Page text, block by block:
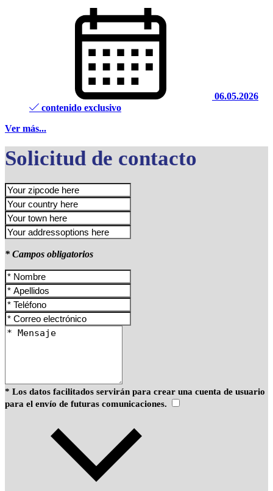
06.05.2026
contenido exclusivo
Ver más...
Solicitud de contacto
* Campos obligatorios
* Los datos facilitados servirán para crear una cuenta de usuario
para el envío de futuras comunicaciones.